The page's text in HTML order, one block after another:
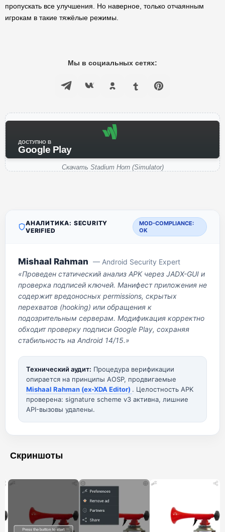
пропускать все улучшения. Но наверное, только отчаянным
игрокам в такие тяжёлые режимы.
Мы в социальных сетях:
ДОСТУПНО В
Google Play
Скачать Stadium Horn (Simulator)
АНАЛИТИКА: SECURITY
VERIFIED
MOD-COMPLIANCE:
OK
Mishaal Rahman — Android Security Expert
«Проведен статический анализ APK через JADX-GUI и
проверка подписей ключей. Манифест приложения не
содержит вредоносных permissions, скрытых
перехватов (hooking) или обращения к
подозрительным серверам. Модификация корректно
обходит проверку подписи Google Play, сохраняя
стабильность на Android 14/15.»
Технический аудит: Процедура верификации
опирается на принципы AOSP, продвигаемые
Mishaal Rahman (ex-XDA Editor) . Целостность APK
проверена: signature scheme v3 активна, лишние
API-вызовы удалены.
Скриншоты